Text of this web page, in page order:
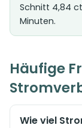
Schnitt 4,84
Minuten.
Häufige
Wie viel